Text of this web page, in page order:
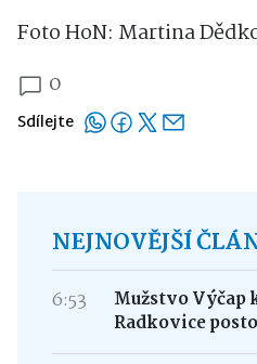
Foto HoN: Martina
0
Sdílejte
NEJNOVĚJŠÍ
6:53
Mužstvo Výčap
Radkovice